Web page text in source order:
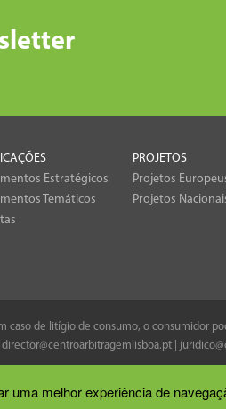
uma melhor experiência de
Estratégicos
Temáticos
PROJETOS
Projetos
Projetos
caso de litígio de consumo, o consumidor
director@centroarbitragemlisboa.pt